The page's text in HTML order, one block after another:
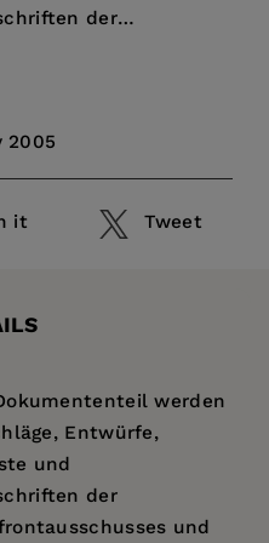
der
u...
2005
it Tweet
werden
Entwürfe,
und
der
und